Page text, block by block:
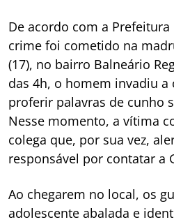
De acordo com a
crime foi cometido na
(17), no bairro Balneário
das 4h, o homem invadiu a
proferir palavras de cunho
Nesse momento, a vítima
colega que, por sua vez,
responsável por contatar a
Ao chegarem no local, os
adolescente abalada e